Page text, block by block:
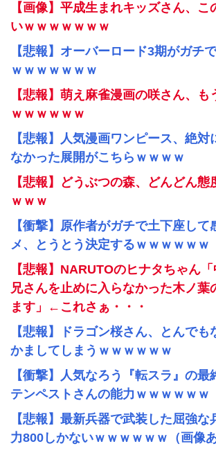
【画像】平成生まれキッズさん、
いｗｗｗｗｗｗｗ
【悲報】オーバーロード3期がガチ
ｗｗｗｗｗｗｗ
【悲報】萌え麻雀漫画の咲さん、も
ｗｗｗｗｗｗ
【悲報】人気漫画ワンピース、絶
なかった展開がこちらｗｗｗｗ
【悲報】どうぶつの森、どんどん態
ｗｗｗ
【衝撃】原作者がガチで土下座して
メ、とうとう決定するｗｗｗｗｗｗ
【悲報】NARUTOのヒナタちゃん
兄さんを止めに入らなかった木ノ葉
ます」←これさぁ・・・
【悲報】ドラゴン桜さん、とんで
かましてしまうｗｗｗｗｗｗ
【衝撃】人気なろう『転スラ』の最
テンペストさんの能力ｗｗｗｗｗｗ
【悲報】最新兵器で武装した屈強
力800しかないｗｗｗｗｗｗ（画像あ